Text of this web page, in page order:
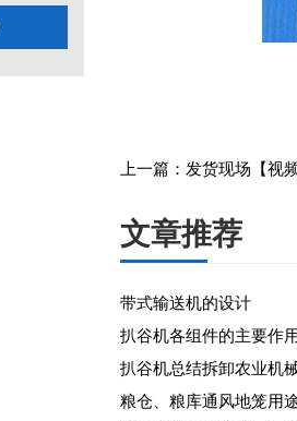
上一篇：发货现场【视频
文章推荐
带式输送机的设计
扒谷机各组件的主要作
扒谷机总结拆卸农业机
粮仓、粮库通风地笼用